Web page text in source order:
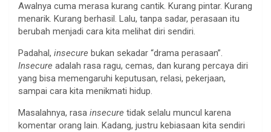
Awalnya cuma merasa kurang cantik. Kurang pintar. Kurang
menarik. Kurang berhasil. Lalu, tanpa sadar, perasaan itu
berubah menjadi cara kita melihat diri sendiri.
Padahal, insecure bukan sekadar “drama perasaan”.
Insecure adalah rasa ragu, cemas, dan kurang percaya diri
yang bisa memengaruhi keputusan, relasi, pekerjaan,
sampai cara kita menikmati hidup.
Masalahnya, rasa insecure tidak selalu muncul karena
komentar orang lain. Kadang, justru kebiasaan kita sendiri